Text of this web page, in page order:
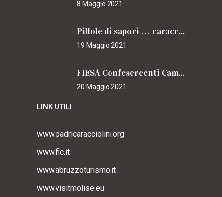
8 Maggio 2021
Pillole di sapori … caracciolini
19 Maggio 2021
FIESA Confesercenti Campania per il Cammino
20 Maggio 2021
LINK UTILI
www.padricaracciolini.org
www.fic.it
www.abruzzoturismo.it
www.visitmolise.eu